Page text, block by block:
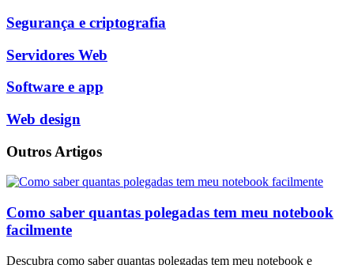
Segurança e criptografia
Servidores Web
Software e app
Web design
Outros Artigos
Como saber quantas polegadas tem meu notebook
facilmente
Descubra como saber quantas polegadas tem meu notebook e